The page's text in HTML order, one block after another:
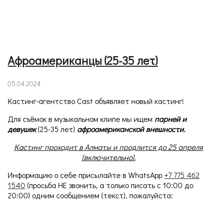
Афроамериканцы (25-35 лет)
05.04.2024
Кастинг-агентство Cast объявляет новый кастинг!
Для съёмок в музыкальном клипе мы ищем парней и
девушек(25-35 лет) афроамериканской внешности.
Кастинг проходит в Алматы и продлится до 25 апреля
(включительно).
Информацию о себе присылайте в WhatsApp +7 775 462
1540 (просьба НЕ звонить, а только писать с 10:00 до
20:00) одним сообщением (текст), пожалуйста: